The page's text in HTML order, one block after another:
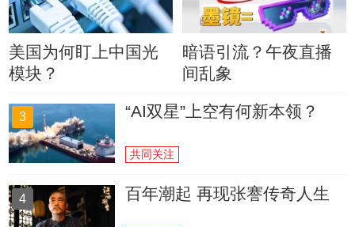
美国为何盯上中国光
模块？
暗语引流？午夜直播
间乱象
3 “AI双星”上空有何新本领？
共同关注
4 百年潮起 再现张謇传奇人生